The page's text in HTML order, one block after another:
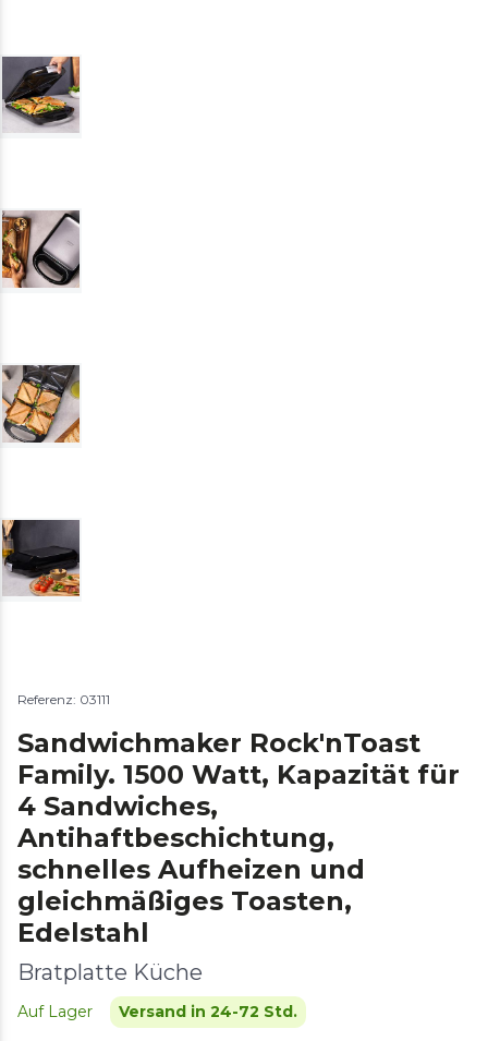
Referenz: 03111
Sandwichmaker Rock'nToast
Family. 1500 Watt, Kapazität für
4 Sandwiches,
Antihaftbeschichtung,
schnelles Aufheizen und
gleichmäßiges Toasten,
Edelstahl
Bratplatte Küche
Auf Lager Versand in 24-72 Std.